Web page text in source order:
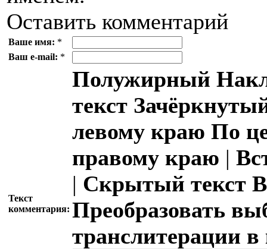
Оставить комментарий
Ваше имя: *
Ваш e-mail: *
Текст
комментария:
Полужирный
текст
левому краю По
правому краю |
| Скрытый текст
Преобразовать
транслитерации